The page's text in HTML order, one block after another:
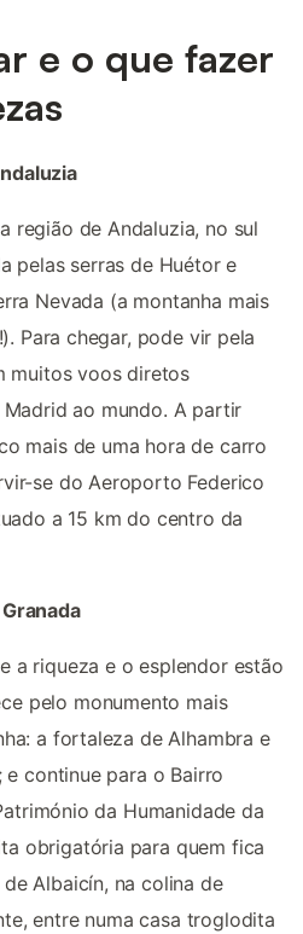
e o que fazer
região de Andaluzia, no sul
pelas serras de Huétor e
Nevada (a montanha mais
Para chegar, pode vir pela
muitos voos diretos
ao mundo. A partir
mais de uma hora de carro
se do Aeroporto Federico
a 15 km do centro da
a riqueza e o esplendor estão
pelo monumento mais
a fortaleza de Alhambra e
e continue para o Bairro
da Humanidade da
obrigatória para quem fica
Albaicín, na colina de
entre numa casa troglodita